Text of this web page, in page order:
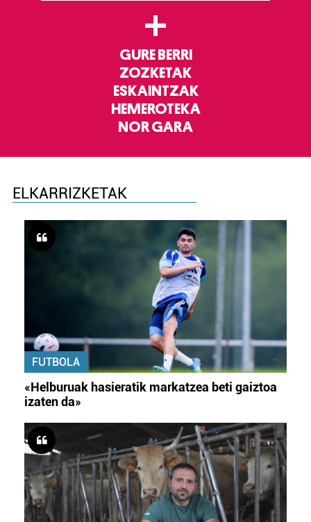
+
GURE BERRI
ZOZKETAK
ESKAINTZAK
HEMEROTEKA
NOR GARA
ELKARRIZKETAK
FUTBOLA
«Helburuak hasieratik markatzea beti gaiztoa
izaten da»